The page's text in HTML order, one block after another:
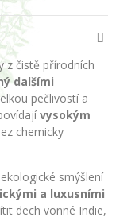
z čistě přírodních
dalšími
pečlivostí a
vysokým
chemicky
smýšlení
a luxusními
dech vonné Indie,